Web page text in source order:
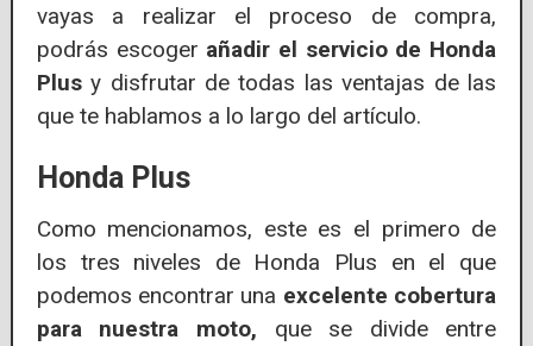
vayas a realizar el proceso de compra,
podrás escoger añadir el servicio de Honda
Plusy disfrutar de todas las ventajas de las
que te hablamos a lo largo del artículo.
Honda Plus
Como mencionamos, este es el primero de
los tres niveles de Honda Plus en el que
podemos encontrar una excelente cobertura
para nuestra moto, que se divide entre